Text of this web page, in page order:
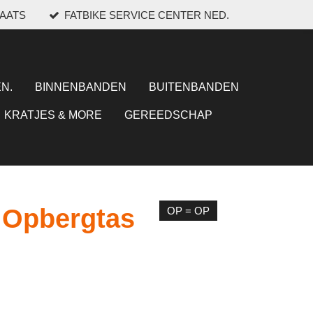
FATBIKE SERVICE CENTER NED.
BINNENBANDEN BUITENBANDEN
KRATJES & MORE GEREEDSCHAP
OP = OP